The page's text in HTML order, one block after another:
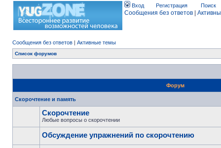
Вход Регистрация Поиск
Сообщения без ответов
Сообщения без ответов | Активные темы
Список форумов
Форум
Скорочтение и память
Скорочтение
Любые вопросы о скорочтении
Обсуждение упражнений по скорочтению